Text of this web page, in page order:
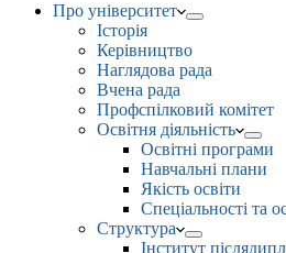
Про університет
Історія
Керівництво
Наглядова рада
Вчена рада
Профспілковий комітет
Освітня діяльність
Освітні програми
Навчальні плани
Якість освіти
Спеціальності та
Структура
Інститут